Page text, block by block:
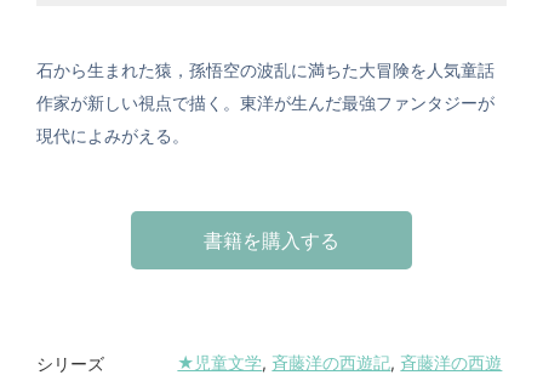
石から生まれた猿，孫悟空の波乱に満ちた大冒険を人気童話
作家が新しい視点で描く。東洋が生んだ最強ファンタジーが
現代によみがえる。
書籍を購入する
シリーズ ★児童文学, 斉藤洋の西遊記, 斉藤洋の西遊